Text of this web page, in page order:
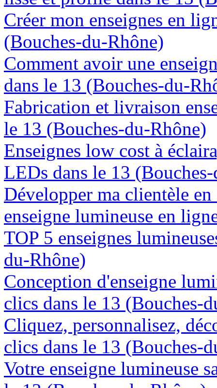
Créer mon enseignes en
(Bouches-du-Rhône)
Comment avoir une
dans le 13 (Bouches-du-
Fabrication et livraison
le 13 (Bouches-du-Rhône)
Enseignes low cost à
LEDs dans le 13
Développer ma clientèle
enseigne lumineuse en
TOP 5 enseignes
du-Rhône)
Conception d'enseigne
clics dans le 13 (Bouches-
Cliquez, personnalisez,
clics dans le 13 (Bouches-
Votre enseigne lumineuse